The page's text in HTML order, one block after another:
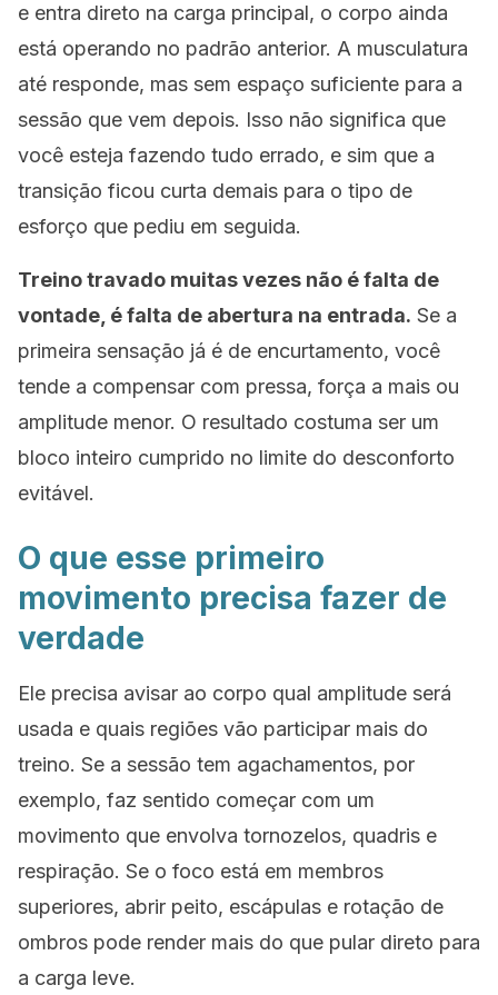
e entra direto na carga principal, o corpo ainda
está operando no padrão anterior. A musculatura
até responde, mas sem espaço suficiente para a
sessão que vem depois. Isso não significa que
você esteja fazendo tudo errado, e sim que a
transição ficou curta demais para o tipo de
esforço que pediu em seguida.
Treino travado muitas vezes não é falta de
vontade, é falta de abertura na entrada. Se a
primeira sensação já é de encurtamento, você
tende a compensar com pressa, força a mais ou
amplitude menor. O resultado costuma ser um
bloco inteiro cumprido no limite do desconforto
evitável.
O que esse primeiro
movimento precisa fazer de
verdade
Ele precisa avisar ao corpo qual amplitude será
usada e quais regiões vão participar mais do
treino. Se a sessão tem agachamentos, por
exemplo, faz sentido começar com um
movimento que envolva tornozelos, quadris e
respiração. Se o foco está em membros
superiores, abrir peito, escápulas e rotação de
ombros pode render mais do que pular direto para
a carga leve.